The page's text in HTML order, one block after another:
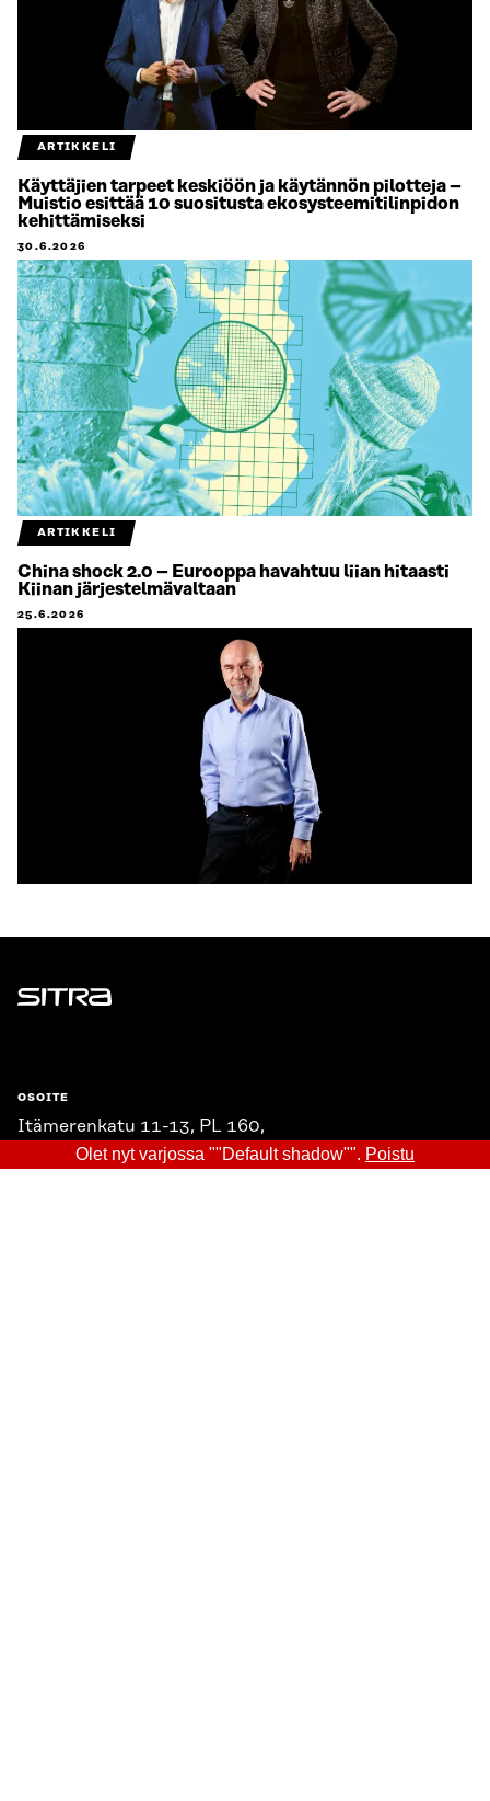
ARTIKKELI
Käyttäjien tarpeet keskiöön ja käytännön pilotteja –
Muistio esittää 10 suositusta ekosysteemitilinpidon
kehittämiseksi
30.6.2026
ARTIKKELI
China shock 2.0 – Eurooppa havahtuu liian hitaasti
Kiinan järjestelmävaltaan
25.6.2026
Sitra
OSOITE
Itämerenkatu 11-13, PL 160,
00181 Helsinki
Olet nyt varjossa ""Default shadow"". Poistu